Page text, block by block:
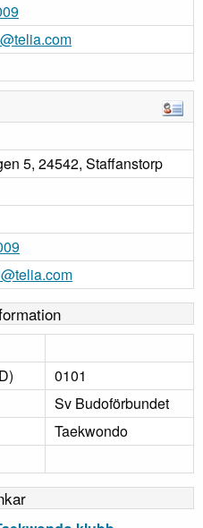
5, 24542, Staffanstorp
0101
Sv Budoförbundet
Taekwondo